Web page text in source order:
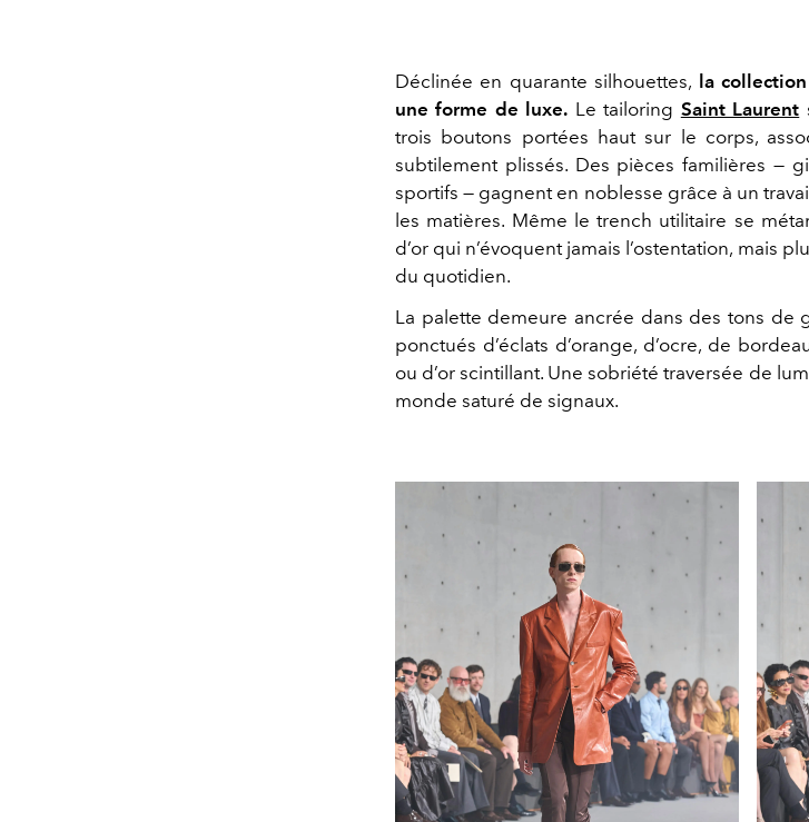
Déclinée en quarante silhouettes, la
une forme de luxe. Le tailoring Saint Laurent
trois boutons portées haut sur le corps,
subtilement plissés. Des pièces familières —
sportifs — gagnent en noblesse grâce à un
les matières. Même le trench utilitaire se
d’or qui n’évoquent jamais l’ostentation, mais
du quotidien.
La palette demeure ancrée dans des tons de
ponctués d’éclats d’orange, d’ocre, de
ou d’or scintillant. Une sobriété traversée de
monde saturé de signaux.